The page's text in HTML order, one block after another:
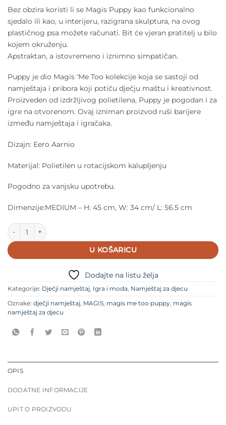
155,00 €.
Bez obzira koristi li se Magis Puppy kao funkcionalno
sjedalo ili kao, u interijeru, razigrana skulptura, na ovog
plastičnog psa možete računati. Bit će vjeran pratitelj u bilo
kojem okruženju.
Apstraktan, a istovremeno i iznimno simpatičan.
Puppy je dio Magis ‘Me Too kolekcije koja se sastoji od
namještaja i pribora koji potiču dječju maštu i kreativnost.
Proizveden od izdržljivog polietilena, Puppy je pogodan i za
igre na otvorenom. Ovaj izniman proizvod ruši barijere
između namještaja i igračaka.
Dizajn: Eero Aarnio
Materijal: Polietilen u rotacijskom kalupljenju
Pogodno za vanjsku upotrebu.
Dimenzije:MEDIUM – H: 45 cm, W: 34 cm/ L: 56.5 cm
MAGIS ME TOO PUPPY - Dalmatinski Pas količina
U KOŠARICU
Dodajte na listu želja
Kategorije: Dječji namještaj Igra i moda Namještaj za djecu
Oznake: dječji namještaj MAGIS magis me too puppy magis
namještaj za djecu
OPIS
DODATNE INFORMACIJE
UPIT O PROIZVODU